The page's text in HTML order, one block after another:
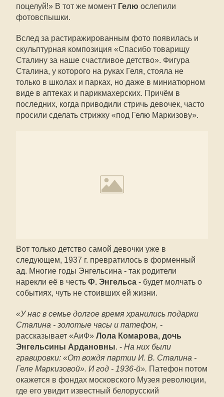
поцелуй!» В тот же момент Гелю ослепили
фотовспышки.
Вслед за растиражированным фото появилась и
скульптурная композиция «Спасибо товарищу
Сталину за наше счастливое детство». Фигура
Сталина, у которого на руках Геля, стояла не
только в школах и парках, но даже в миниатюрном
виде в аптеках и парикмахерских. Причём в
последних, когда приводили стричь девочек, часто
просили сделать стрижку «под Гелю Маркизову».
Вот только детство самой девочки уже в
следующем, 1937 г. превратилось в форменный
ад. Многие годы Энгельсина - так родители
нарекли её в честь Ф. Энгельса - будет молчать о
событиях, чуть не стоивших ей жизни.
«У нас в семье долгое время хранились подарки
Сталина - золотые часы и патефон, -
рассказывает «АиФ» Лола Комарова, дочь
Энгельсины Ардановны. - На них были
гравировки: «От вождя партии И. В. Сталина -
Геле Маркизовой». И год - ­1936-й». Патефон потом
окажется в фондах московского Музея революции,
где его увидит известный белорусский